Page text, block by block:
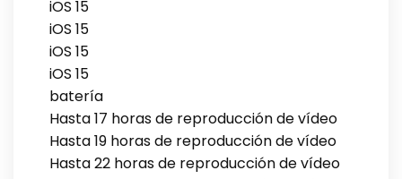
iOS 15
iOS 15
iOS 15
iOS 15
batería
Hasta 17 horas de reproducción de vídeo
Hasta 19 horas de reproducción de vídeo
Hasta 22 horas de reproducción de vídeo